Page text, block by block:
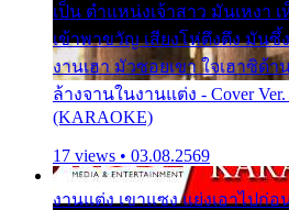
เป็น ตำแหน่งเจ้าสาว มันเหงา
เข้าพาขวัญ เสียงโห่ตึงตึง มันซึ้
งานเฮา มัวซอยเขา ใจเฮาซิด้
ล้างจานในงานแต่ง - Cover
(KARAOKE)
17 views • 03.08.2569
งานแต่ง เขาแซง แย่งเอาไปก่